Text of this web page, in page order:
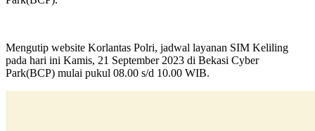
Mengutip website Korlantas Polri, jadwal layanan SIM Keliling
pada hari ini Kamis, 21 September 2023 di Bekasi Cyber
Park(BCP) mulai pukul 08.00 s/d 10.00 WIB.